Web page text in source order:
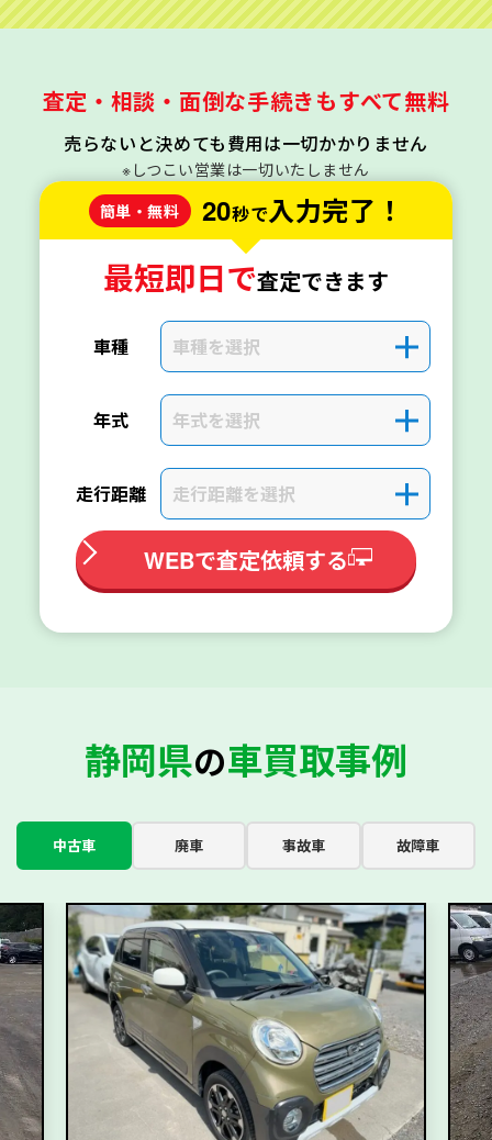
査定・相談・面倒な手続きもすべて無料
売らないと決めても費用は一切かかりません
※しつこい営業は一切いたしません
簡単・無料
20秒で入力完了！
最短即日で査定できます
車種 車種を選択 ＋
年式 年式を選択 ＋
走行距離 走行距離を選択 ＋
WEBで査定依頼する
静岡県の車買取事例
中古車 廃車 事故車 故障車